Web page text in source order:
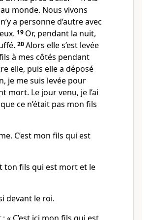
monde. Nous vivons
a personne d’autre avec
19 Or, pendant la nuit,
20Alors elle s’est levée
à mes côtés pendant
elle, puis elle a déposé
je me suis levée pour
mort. Le jour venu, je l’ai
ce n’était pas mon fils
C’est mon fils qui est
ton fils qui est mort et le
devant le roi.